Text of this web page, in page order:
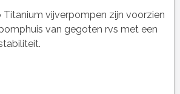
Titanium vijverpompen zijn voorzien
van gegoten rvs met een